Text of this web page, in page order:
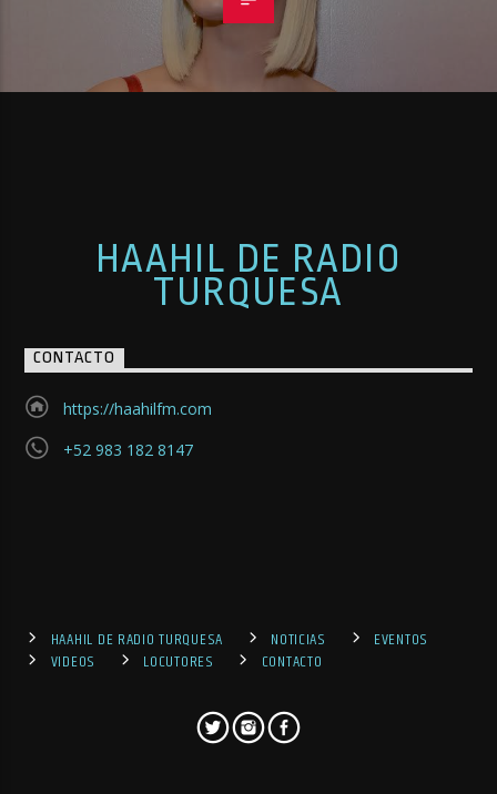
HAAHIL DE RADIO
TURQUESA
CONTACTO
https://haahilfm.com
+52 983 182 8147
HAAHIL DE RADIO TURQUESA NOTICIAS
EVENTOS
VIDEOS
LOCUTORES CONTACTO